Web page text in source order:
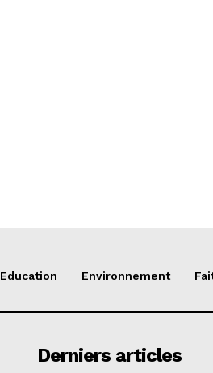
Education Environnement
Derniers articles